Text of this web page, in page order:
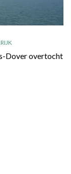
Dover overtocht